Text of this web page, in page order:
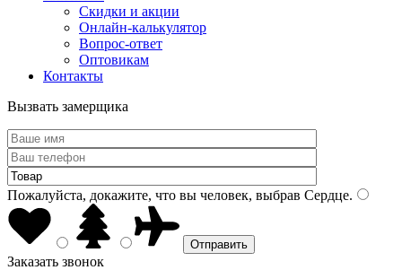
Скидки и акции
Онлайн-калькулятор
Вопрос-ответ
Оптовикам
Контакты
Вызвать замерщика
Пожалуйста, докажите, что вы человек, выбрав Сердце.
Заказать звонок